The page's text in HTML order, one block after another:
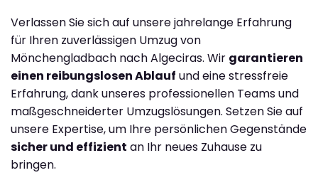
Verlassen Sie sich auf unsere jahrelange Erfahrung
für Ihren zuverlässigen Umzug von
Mönchengladbach nach Algeciras. Wir garantieren
einen reibungslosen Ablauf und eine stressfreie
Erfahrung, dank unseres professionellen Teams und
maßgeschneiderter Umzugslösungen. Setzen Sie auf
unsere Expertise, um Ihre persönlichen Gegenstände
sicher und effizient an Ihr neues Zuhause zu
bringen.